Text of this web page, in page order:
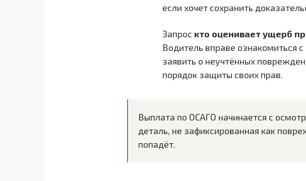
если хочет сохранить
Запрос кто оценивает ущерб
Водитель вправе ознакомиться
заявить о неучтённых
порядок защиты своих прав.
Выплата по ОСАГО начинается с
деталь, не зафиксированная как
попадёт.